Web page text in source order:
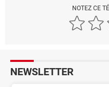
NOTEZ CE
NEWSLETTER